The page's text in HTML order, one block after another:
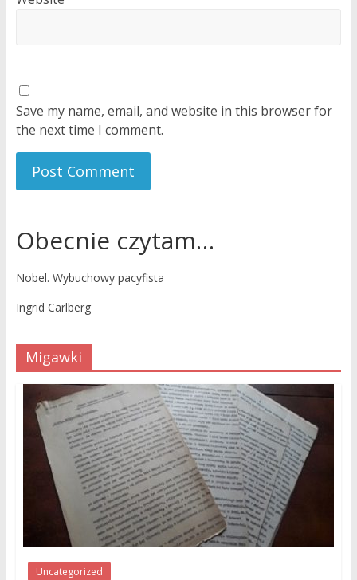
Save my name, email, and website in this browser for
the next time I comment.
Obecnie czytam…
Nobel. Wybuchowy pacyfista
Ingrid Carlberg
Migawki
Uncategorized